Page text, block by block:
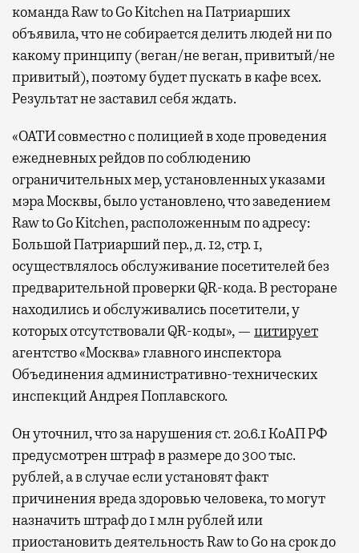
команда Raw to Go Kitchen на Патриарших
объявила, что не собирается делить людей ни по
какому принципу (веган/не веган, привитый/не
привитый), поэтому будет пускать в кафе всех.
Результат не заставил себя ждать.
«ОАТИ совместно с полицией в ходе проведения
ежедневных рейдов по соблюдению
ограничительных мер, установленных указами
мэра Москвы, было установлено, что заведением
Raw to Go Kitchen, расположенным по адресу:
Большой Патриарший пер., д. 12, стр. 1,
осуществлялось обслуживание посетителей без
предварительной проверки QR-кода. В ресторане
находились и обслуживались посетители, у
которых отсутствовали QR-коды», — цитирует
агентство «Москва» главного инспектора
Объединения административно-технических
инспекций Андрея Поплавского.
Он уточнил, что за нарушения ст. 20.6.1 КоАП РФ
предусмотрен штраф в размере до 300 тыс.
рублей, а в случае если установят факт
причинения вреда здоровью человека, то могут
назначить штраф до 1 млн рублей или
приостановить деятельность Raw to Go на срок до